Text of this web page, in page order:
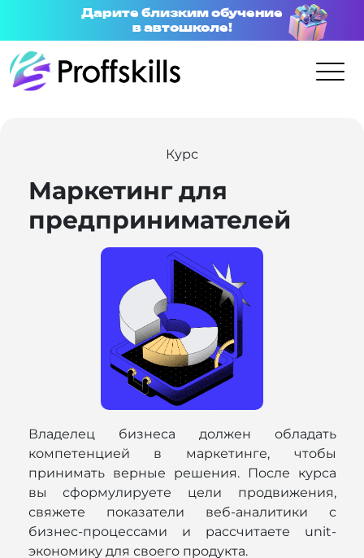
Дарите близким обучение
в автошколе!
Курс
Маркетинг для
предпринимателей
Владелец бизнеса должен обладать
компетенцией в маркетинге, чтобы
принимать верные решения. После курса
вы сформулируете цели продвижения,
свяжете показатели веб-аналитики с
бизнес-процессами и рассчитаете unit-
экономику для своего продукта.